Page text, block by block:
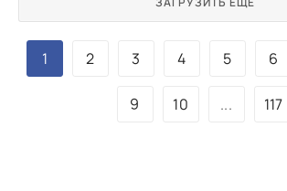
1 2 3 4 5 6
9 10 ... 117